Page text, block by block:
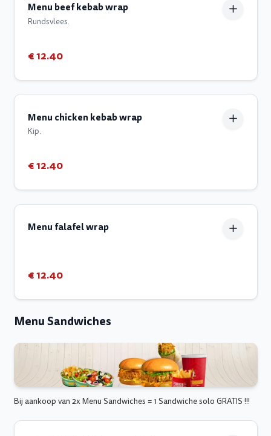
Menu beef kebab wrap
Rundsvlees.
€ 12.40
Menu chicken kebab wrap
Kip.
€ 12.40
Menu falafel wrap
€ 12.40
Menu Sandwiches
Bij aankoop van 2x Menu Sandwiches = 1 Sandwiche solo GRATIS !!!